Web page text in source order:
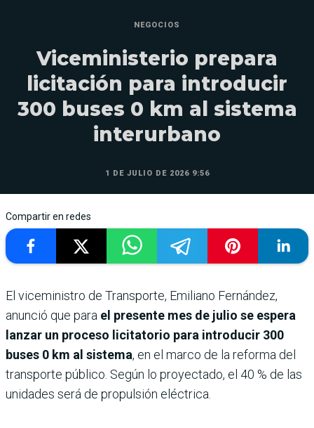
NEGOCIOS
Viceministerio prepara
licitación para introducir
300 buses 0 km al sistema
interurbano
1 DE JULIO DE 2026 9:56
Compartir en redes
El viceministro de Transporte, Emiliano Fernández,
anunció que para el presente mes de julio se espera
lanzar un proceso licitatorio para introducir 300
buses 0 km al sistema, en el marco de la reforma del
transporte público. Según lo proyectado, el 40 % de las
unidades será de propulsión eléctrica.